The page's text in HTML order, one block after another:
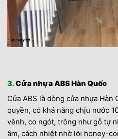
3.Cửa nhựa ABS Hàn Quốc
Cửa ABS là dòng cửa nhựa Hàn
quyền, có khả năng chịu nước
vênh, co ngót, trông như gỗ tự
âm, cách nhiệt nhờ lõi honey-